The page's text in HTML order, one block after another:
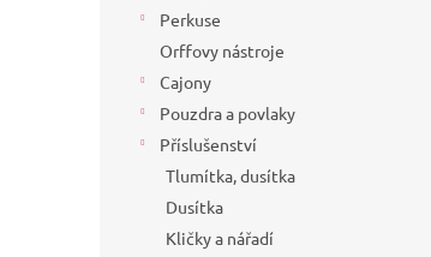
Perkuse
Orffovy nástroje
Cajony
Pouzdra a povlaky
Příslušenství
Tlumítka, dusítka
Dusítka
Kličky a nářadí